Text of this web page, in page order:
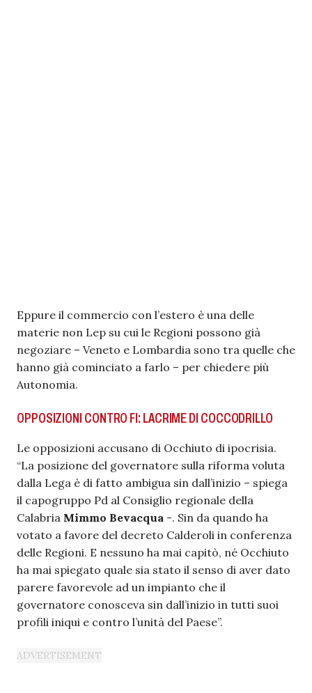
Eppure il commercio con l’estero è una delle
materie non Lep su cui le Regioni possono già
negoziare – Veneto e Lombardia sono tra quelle che
hanno già cominciato a farlo – per chiedere più
Autonomia.
OPPOSIZIONI CONTRO FI: LACRIME DI COCCODRILLO
Le opposizioni accusano di Occhiuto di ipocrisia.
“La posizione del governatore sulla riforma voluta
dalla Lega è di fatto ambigua sin dall’inizio – spiega
il capogruppo Pd al Consiglio regionale della
Calabria Mimmo Bevacqua -. Sin da quando ha
votato a favore del decreto Calderoli in conferenza
delle Regioni. E nessuno ha mai capitò, né Occhiuto
ha mai spiegato quale sia stato il senso di aver dato
parere favorevole ad un impianto che il
governatore conosceva sin dall’inizio in tutti suoi
profili iniqui e contro l’unità del Paese”.